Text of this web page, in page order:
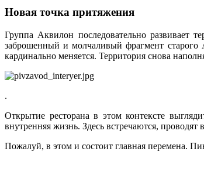
Новая точка притяжения
Группа Аквилон последовательно развивает
заброшенный и молчаливый фрагмент старого
кардинально меняется. Территория снова
.
Открытие ресторана в этом контексте
внутренняя жизнь. Здесь встречаются,
Пожалуй, в этом и состоит главная перемена.